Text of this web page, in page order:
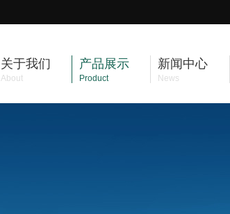
关于我们
About
产品展示
Product
新闻中心
News